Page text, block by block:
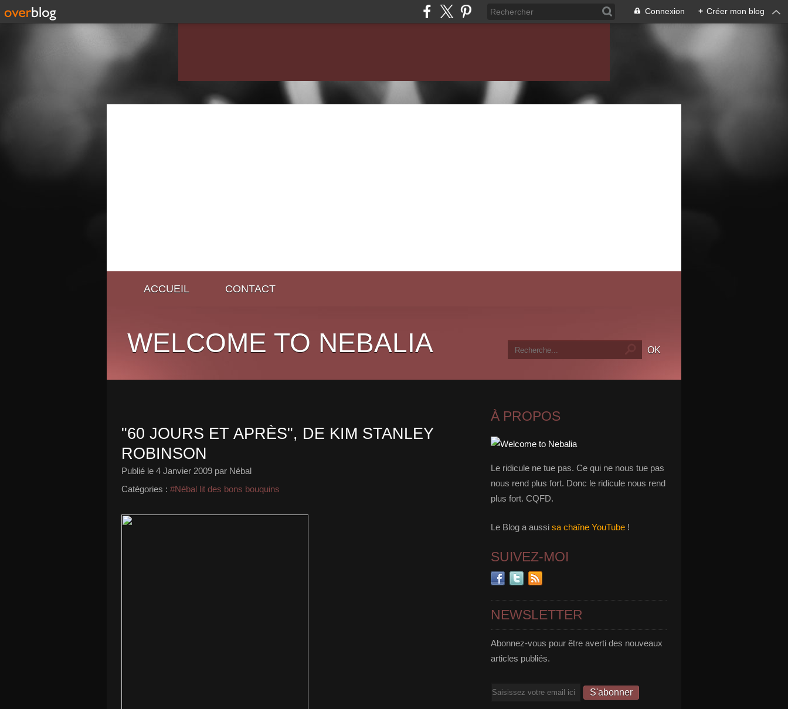
Connexion + Créer mon blog
ACCUEIL CONTACT
WELCOME TO NEBALIA
"60 JOURS ET APRÈS", DE KIM STANLEY
ROBINSON
Publié le 4 Janvier 2009 par Nébal
Catégories : #Nébal lit des bons bouquins
À PROPOS
Le ridicule ne tue pas. Ce qui ne nous tue pas
nous rend plus fort. Donc le ridicule nous rend
plus fort. CQFD.
Le Blog a aussi sa chaîne YouTube !
SUIVEZ-MOI
NEWSLETTER
Abonnez-vous pour être averti des nouveaux
articles publiés.
Email